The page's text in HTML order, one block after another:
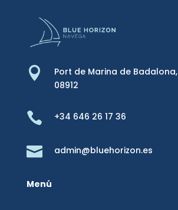
 Port de Marina de Badalona,
08912
 +34 646 26 17 36
 admin@bluehorizon.es
Menú